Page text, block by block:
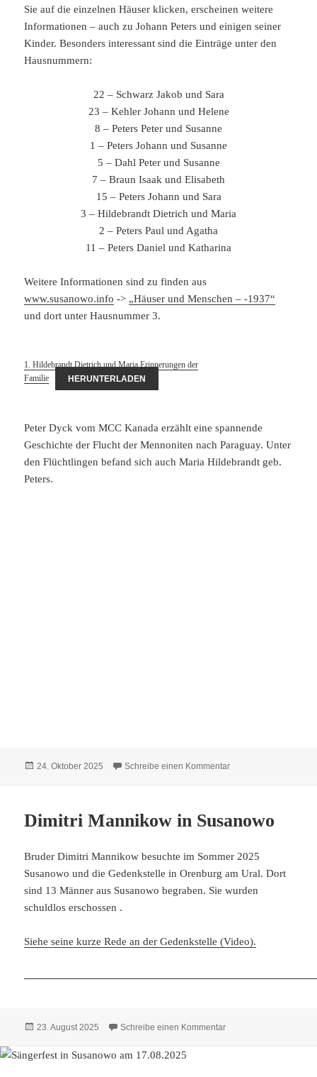
Sie auf die einzelnen Häuser klicken, erscheinen weitere
Informationen – auch zu Johann Peters und einigen seiner
Kinder. Besonders interessant sind die Einträge unter den
Hausnummern:
22 – Schwarz Jakob und Sara
23 – Kehler Johann und Helene
8 – Peters Peter und Susanne
1 – Peters Johann und Susanne
5 – Dahl Peter und Susanne
7 – Braun Isaak und Elisabeth
15 – Peters Johann und Sara
3 – Hildebrandt Dietrich und Maria
2 – Peters Paul und Agatha
11 – Peters Daniel und Katharina
Weitere Informationen sind zu finden aus
www.susanowo.info -> „Häuser und Menschen – -1937“
und dort unter Hausnummer 3.
1. Hildebrandt Dietrich und Maria Erinnerungen der
Familie
HERUNTERLADEN
Peter Dyck vom MCC Kanada erzählt eine spannende
Geschichte der Flucht der Mennoniten nach Paraguay. Unter
den Flüchtlingen befand sich auch Maria Hildebrandt geb.
Peters.
Veröffentlicht
24. Oktober 2025 Schreibe einen Kommentarzu Hildebrandt
Dimitri Mannikow in Susanowo
Bruder Dimitri Mannikow besuchte im Sommer 2025
Susanowo und die Gedenkstelle in Orenburg am Ural. Dort
sind 13 Männer aus Susanowo begraben. Sie wurden
schuldlos erschossen .
Siehe seine kurze Rede an der Gedenkstelle (Video).
Veröffentlicht
23. August 2025 Schreibe einen Kommentarzu Dimitri Mannikow in